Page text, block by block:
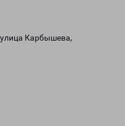
Карбышева,